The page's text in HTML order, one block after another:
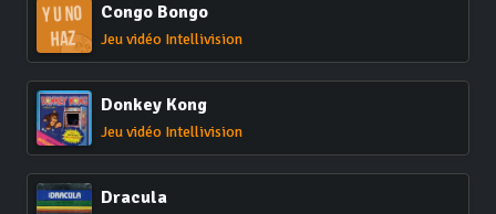
Congo Bongo
Jeu vidéo Intellivision
Donkey Kong
Jeu vidéo Intellivision
Dracula